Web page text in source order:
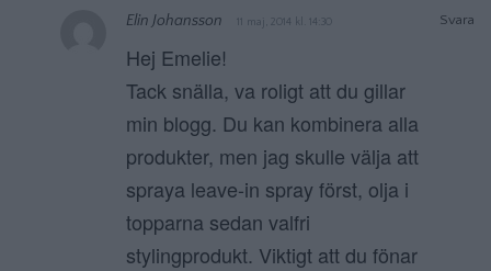
Svara
Elin Johansson 11 maj, 2014 kl. 14:30
Hej Emelie!
Tack snälla, va roligt att du gillar
min blogg. Du kan kombinera alla
produkter, men jag skulle välja att
spraya leave-in spray först, olja i
topparna sedan valfri
stylingprodukt. Viktigt att du fönar